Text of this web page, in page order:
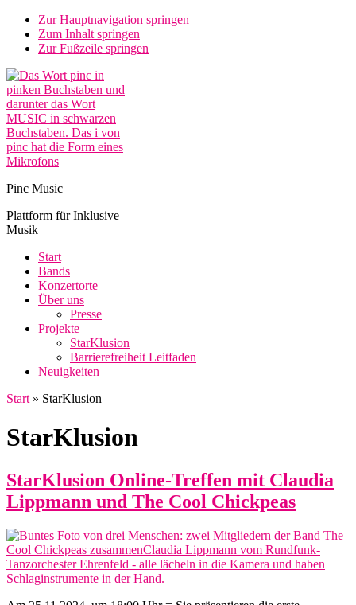
Zur Hauptnavigation springen
Zum Inhalt springen
Zur Fußzeile springen
Pinc Music
Plattform für Inklusive
Musik
Start
Bands
Konzertorte
Über uns
Presse
Projekte
StarKlusion
Barrierefreiheit Leitfaden
Neuigkeiten
Start » StarKlusion
StarKlusion
StarKlusion Online-Treffen mit Claudia
Lippmann und The Cool Chickpeas